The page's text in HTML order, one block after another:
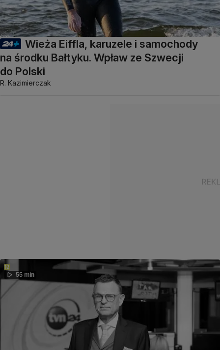
Wieża Eiffla, karuzele i samochody
na środku Bałtyku. Wpław ze Szwecji
do Polski
R. Kazimierczak
55 min